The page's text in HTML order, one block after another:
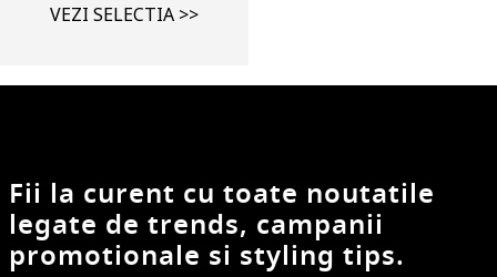
VEZI SELECTIA >>
Fii la curent cu toate noutatile
legate de trends, campanii
promotionale si styling tips.